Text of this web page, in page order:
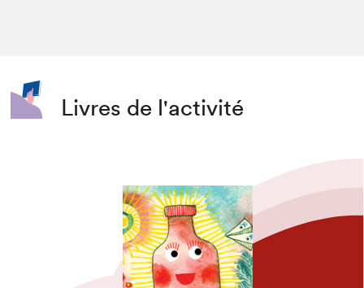
Livres de l'activité